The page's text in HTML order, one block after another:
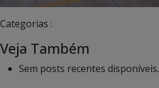
Categorias :
Veja Também
Sem posts recentes disponíveis.